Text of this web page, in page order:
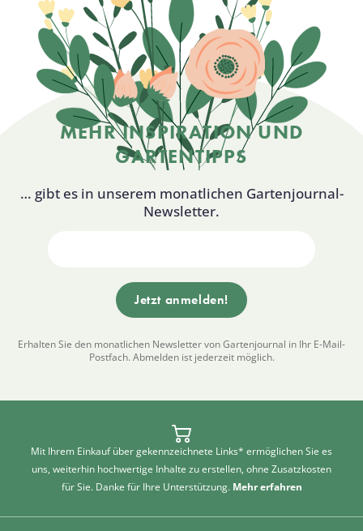
MEHR INSPIRATION UND
GARTENTIPPS
… gibt es in unserem monatlichen Gartenjournal-
Newsletter.
Erhalten Sie den monatlichen Newsletter von Gartenjournal in Ihr E-Mail-
Postfach. Abmelden ist jederzeit möglich.
Mit Ihrem Einkauf über gekennzeichnete Links* ermöglichen Sie es
uns, weiterhin hochwertige Inhalte zu erstellen, ohne Zusatzkosten
für Sie. Danke für Ihre Unterstützung. Mehr erfahren